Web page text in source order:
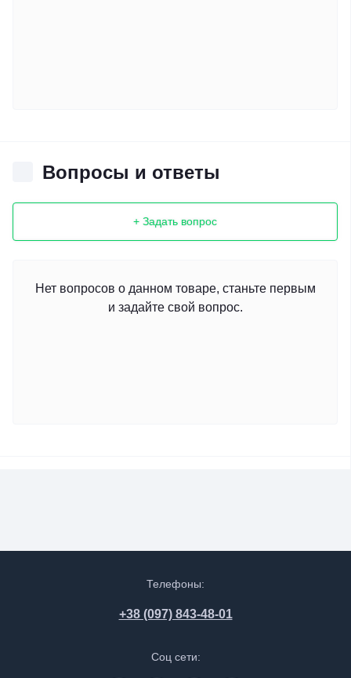
Вопросы и ответы
+ Задать вопрос
Нет вопросов о данном товаре, станьте первым
и задайте свой вопрос.
Телефоны:
+38 (097) 843-48-01
Соц сети: